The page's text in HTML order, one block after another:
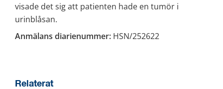
visade det sig att patienten hade en tumör i
urinblåsan.
Anmälans diarienummer: HSN/252622
Relaterat